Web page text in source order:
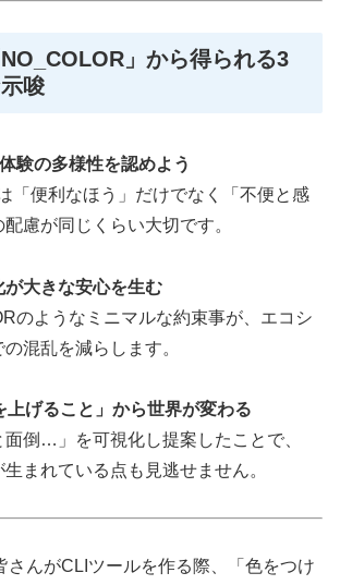
」から得られる3
唆
験の多様性を認めよう
「便利なほう」だけでなく「不便と感
慮が同じくらい大切です。
が大きな安心を生む
のようなミニマルな約束事が、エコシ
混乱を減らします。
上げること」から世界が変わる
倒…」を可視化し提案したことで、
まれている点も見逃せません。
さんがCLIツールを作る際、「色をつけ